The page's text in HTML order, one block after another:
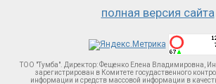
полная версия сайта
ТОО "Тумба". Директор: Фещенко Елена Владимировна,
зарегистрирован в Комитете госудаственного
информации и средств массовой информации в